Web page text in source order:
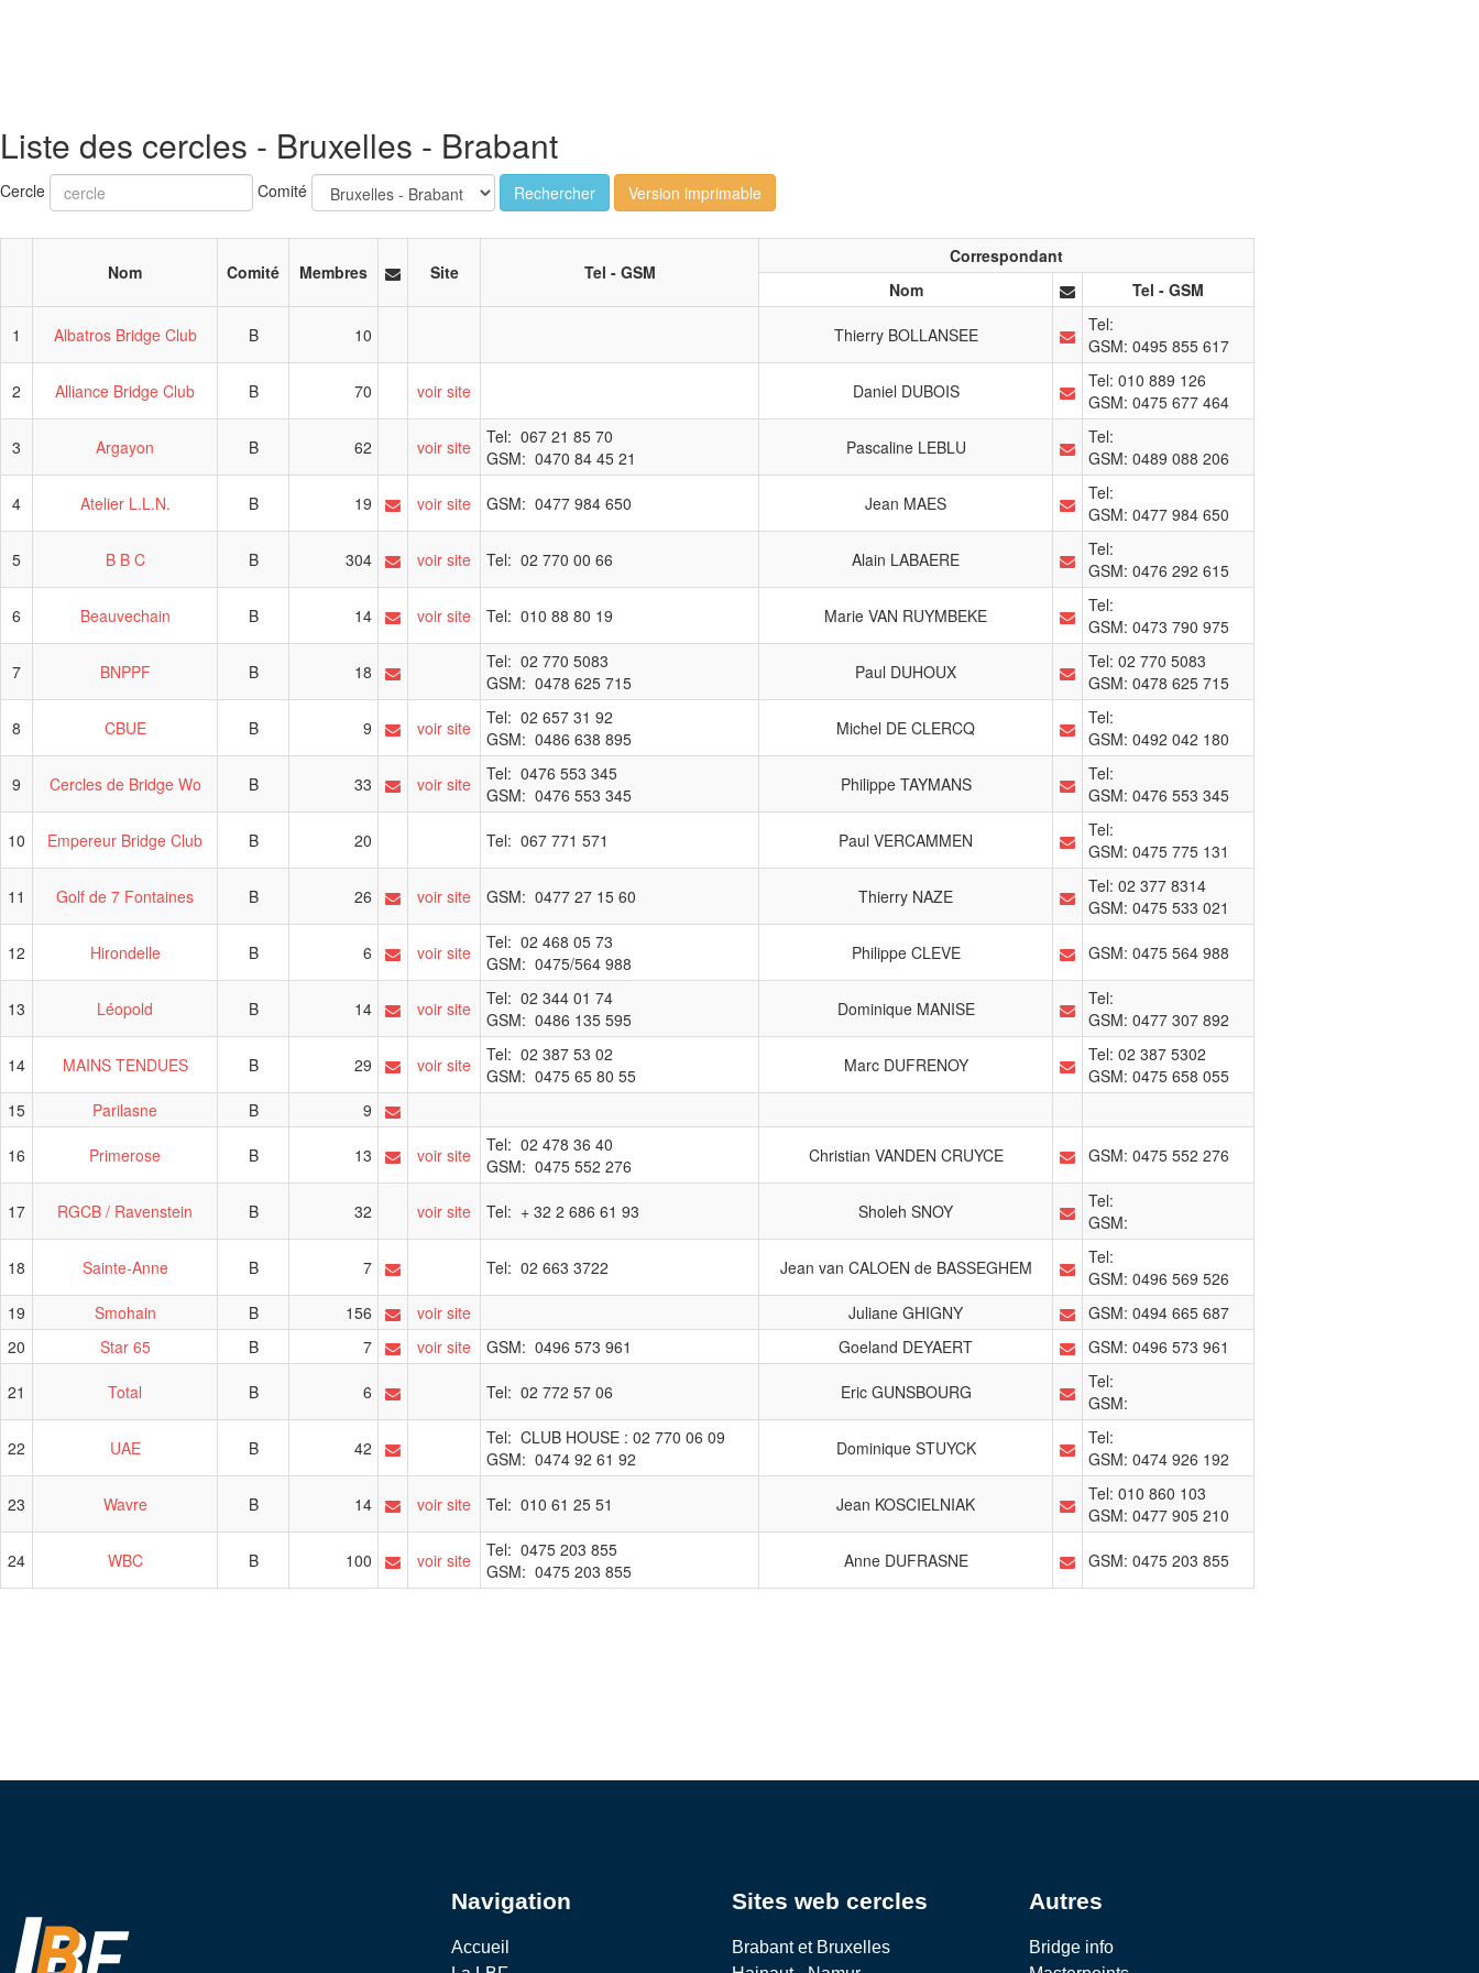
Navigation
Accueil
Sites web cercles
Brabant et Bruxelles
Autres
Bridge info